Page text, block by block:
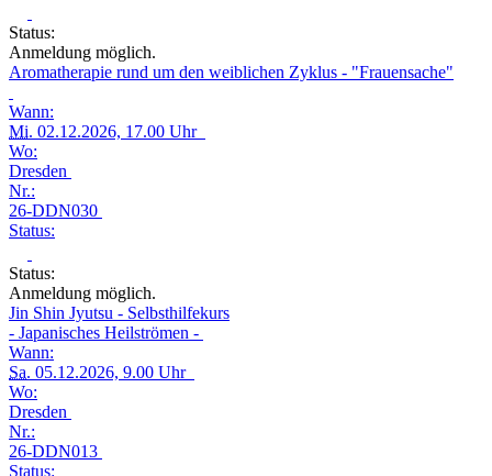
Status:
Anmeldung möglich.
Aromatherapie rund um den weiblichen Zyklus - "Frauensache"
Wann:
Mi. 02.12.2026, 17.00 Uhr
Wo:
Dresden
Nr.:
26-DDN030
Status:
Status:
Anmeldung möglich.
Jin Shin Jyutsu - Selbsthilfekurs
- Japanisches Heilströmen -
Wann:
Sa. 05.12.2026, 9.00 Uhr
Wo:
Dresden
Nr.:
26-DDN013
Status: